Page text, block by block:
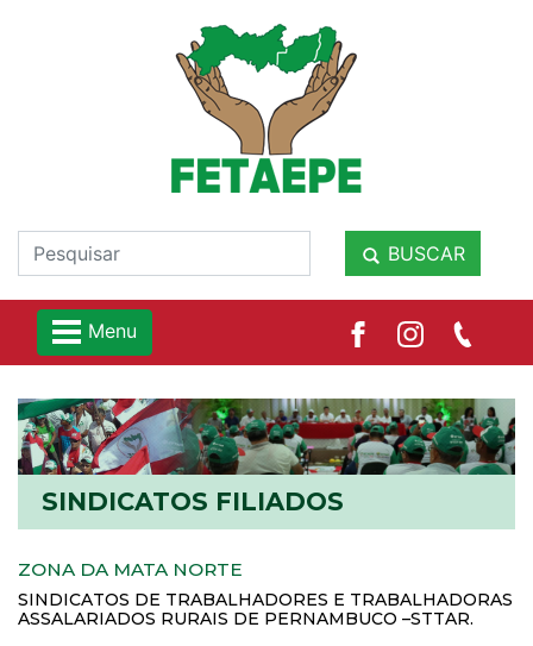
BUSCAR
Menu
SINDICATOS FILIADOS
ZONA DA MATA NORTE
SINDICATOS DE TRABALHADORES E TRABALHADORAS
ASSALARIADOS RURAIS DE PERNAMBUCO –STTAR.